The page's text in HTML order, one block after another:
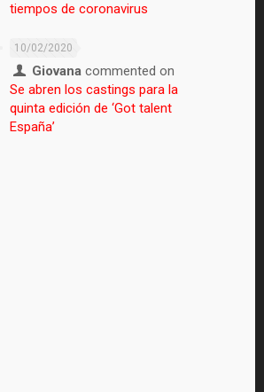
tiempos de coronavirus
10/02/2020
Giovana commented on
Se abren los castings para la
quinta edición de ‘Got talent
España’